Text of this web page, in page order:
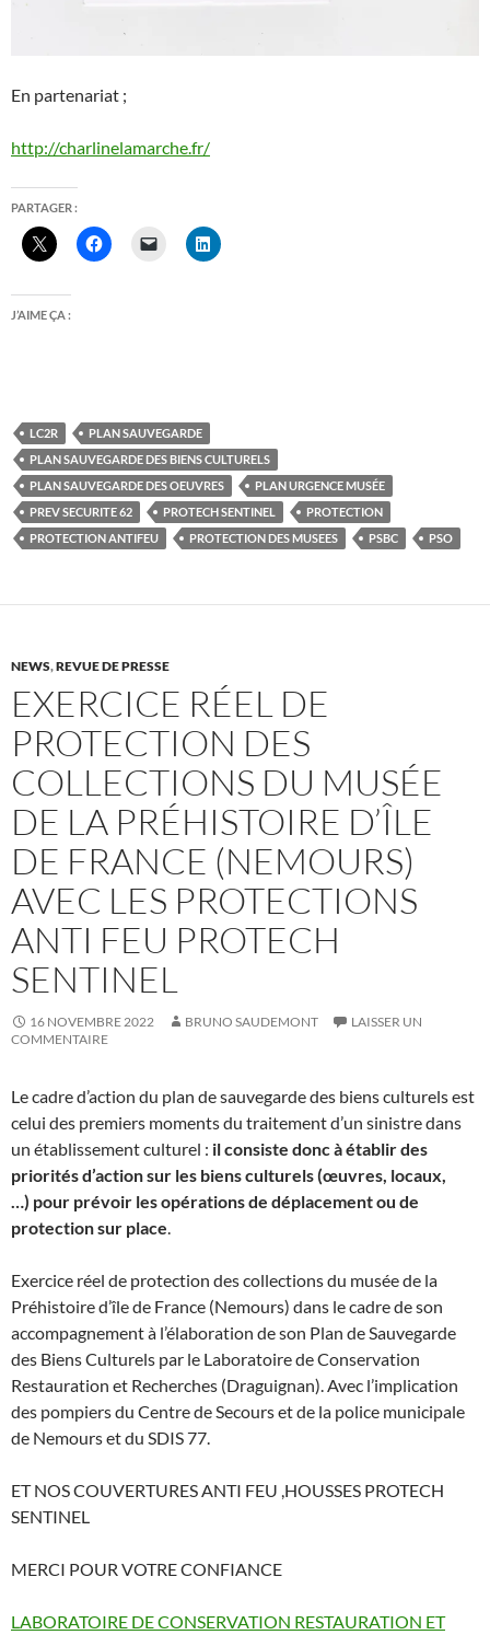
En partenariat ;
http://charlinelamarche.fr/
PARTAGER :
J’AIME ÇA :
LC2R
PLAN SAUVEGARDE
PLAN SAUVEGARDE DES BIENS CULTURELS
PLAN SAUVEGARDE DES OEUVRES
PLAN URGENCE MUSÉE
PREV SECURITE 62
PROTECH SENTINEL
PROTECTION
PROTECTION ANTIFEU
PROTECTION DES MUSEES PSBC PSO
NEWS,REVUE DE PRESSE
EXERCICE RÉEL DE
PROTECTION DES
COLLECTIONS DU MUSÉE
DE LA PRÉHISTOIRE D’ÎLE
DE FRANCE (NEMOURS)
AVEC LES PROTECTIONS
ANTI FEU PROTECH
SENTINEL
16 NOVEMBRE 2022 BRUNO SAUDEMONT
LAISSER UN
COMMENTAIRE
Le cadre d’action du plan de sauvegarde des biens culturels est
celui des premiers moments du traitement d’un sinistre dans
un établissement culturel : il consiste donc à établir des
priorités d’action sur les biens culturels (œuvres, locaux,
…) pour prévoir les opérations de déplacement ou de
protection sur place
Exercice réel de protection des collections du musée de la
Préhistoire d’île de France (Nemours) dans le cadre de son
accompagnement à l’élaboration de son Plan de Sauvegarde
des Biens Culturels par le Laboratoire de Conservation
Restauration et Recherches (Draguignan). Avec l’implication
des pompiers du Centre de Secours et de la police municipale
de Nemours et du SDIS 77.
ET NOS COUVERTURES ANTI FEU ,HOUSSES PROTECH
SENTINEL
MERCI POUR VOTRE CONFIANCE
LABORATOIRE DE CONSERVATION RESTAURATION ET